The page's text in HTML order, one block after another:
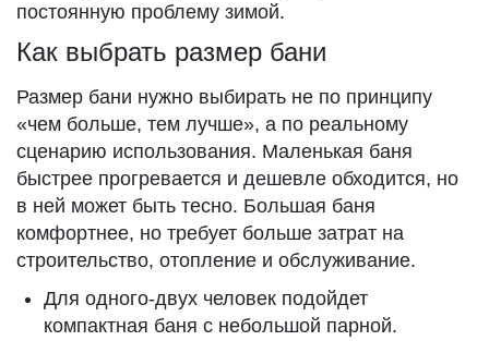
постоянную проблему зимой.
Как выбрать размер бани
Размер бани нужно выбирать не по принципу
«чем больше, тем лучше», а по реальному
сценарию использования. Маленькая баня
быстрее прогревается и дешевле обходится, но
в ней может быть тесно. Большая баня
комфортнее, но требует больше затрат на
строительство, отопление и обслуживание.
Для одного-двух человек подойдет
компактная баня с небольшой парной.